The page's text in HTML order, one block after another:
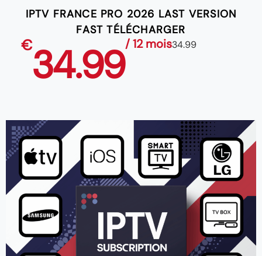
IPTV FRANCE PRO 2026 LAST VERSION
FAST TÉLÉCHARGER
€34.99/ 12 mois34.99